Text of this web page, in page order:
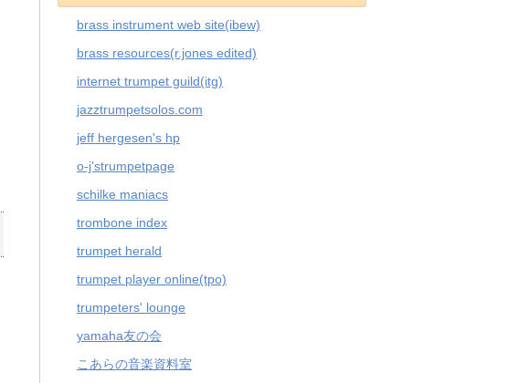
brass instrument web site(ibew)
brass resources(r.jones edited)
internet trumpet guild(itg)
jazztrumpetsolos.com
jeff hergesen's hp
o-j'strumpetpage
schilke maniacs
trombone index
trumpet herald
trumpet player online(tpo)
trumpeters' lounge
yamaha友の会
こあらの音楽資料室